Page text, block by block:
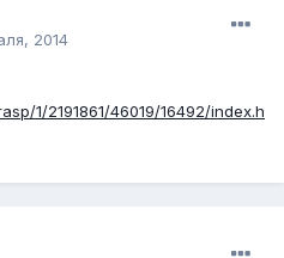
2014
1/2191861/46019/16492/index.h